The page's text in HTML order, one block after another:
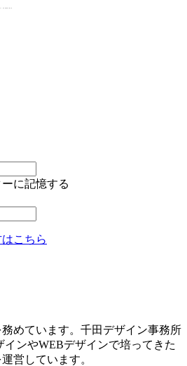
めています。千田デザイン事務所
ンやWEBデザインで培ってきた
営しています。